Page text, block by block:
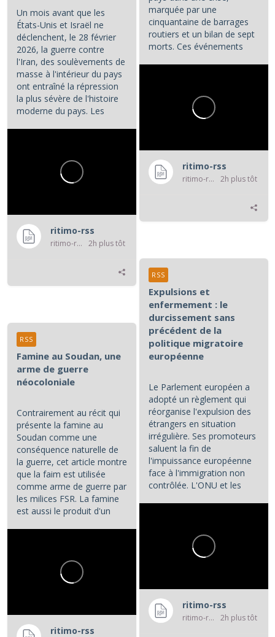
marquée par une
cinquantaine de barrages
routiers et un bilan de sept
morts. Ces événements
ritimo-rss
ritimo-rss 2h plus tôt
Un mois avant que les
États-Unis et Israël ne
déclenchent, le 28 février
2026, la guerre contre
l'Iran, des soulèvements de
masse à l'intérieur du pays
ont entraîné la répression
la plus sévère de l'histoire
moderne du pays. Les
ritimo-rss
ritimo-rss 2h plus tôt
Expulsions et
enfermement : le
durcissement sans
précédent de la
politique migratoire
européenne
Le Parlement européen a
adopté un règlement qui
réorganise l'expulsion des
étrangers en situation
irrégulière. Ses promoteurs
saluent la fin de
l'impuissance européenne
face à l'immigration non
contrôlée. L'ONU et les
ritimo-rss
ritimo-rss 2h plus tôt
RSS
Famine au Soudan, une
arme de guerre
néocoloniale
Contrairement au récit qui
présente la famine au
Soudan comme une
conséquence naturelle de
la guerre, cet article montre
que la faim est utilisée
comme arme de guerre par
les milices FSR. La famine
est aussi le produit d'un
ritimo-rss
RSS